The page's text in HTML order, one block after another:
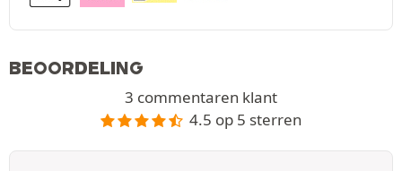
BEOORDELING
3 commentaren klant
4.5 op 5 sterren